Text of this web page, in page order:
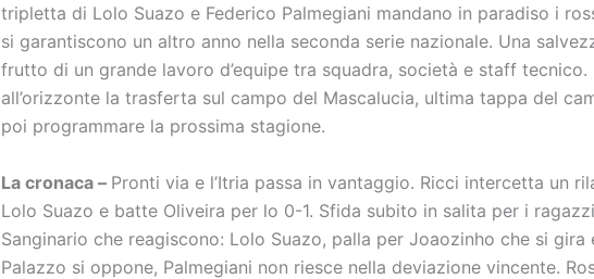
tripletta di Lolo Suazo e Federico Palmegiani mandano in paradiso i
si garantiscono un altro anno nella seconda serie nazionale. Una
frutto di un grande lavoro d’equipe tra squadra, società e staff tecnico.
all’orizzonte la trasferta sul campo del Mascalucia, ultima tappa del
poi programmare la prossima stagione.
La cronaca – Pronti via e l’Itria passa in vantaggio. Ricci intercetta un
Lolo Suazo e batte Oliveira per lo 0-1. Sfida subito in salita per i
Sanginario che reagiscono: Lolo Suazo, palla per Joaozinho che si gira
Palazzo si oppone, Palmegiani non riesce nella deviazione vincente.